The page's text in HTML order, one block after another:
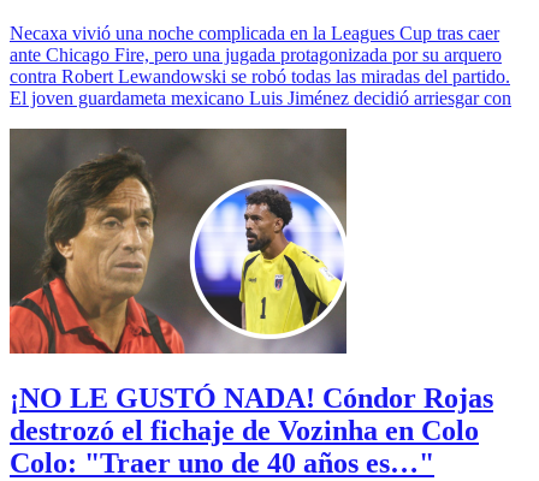
Necaxa vivió una noche complicada en la Leagues Cup tras caer
ante Chicago Fire, pero una jugada protagonizada por su arquero
contra Robert Lewandowski se robó todas las miradas del partido.
El joven guardameta mexicano Luis Jiménez decidió arriesgar con
¡NO LE GUSTÓ NADA! Cóndor Rojas
destrozó el fichaje de Vozinha en Colo
Colo: "Traer uno de 40 años es…"